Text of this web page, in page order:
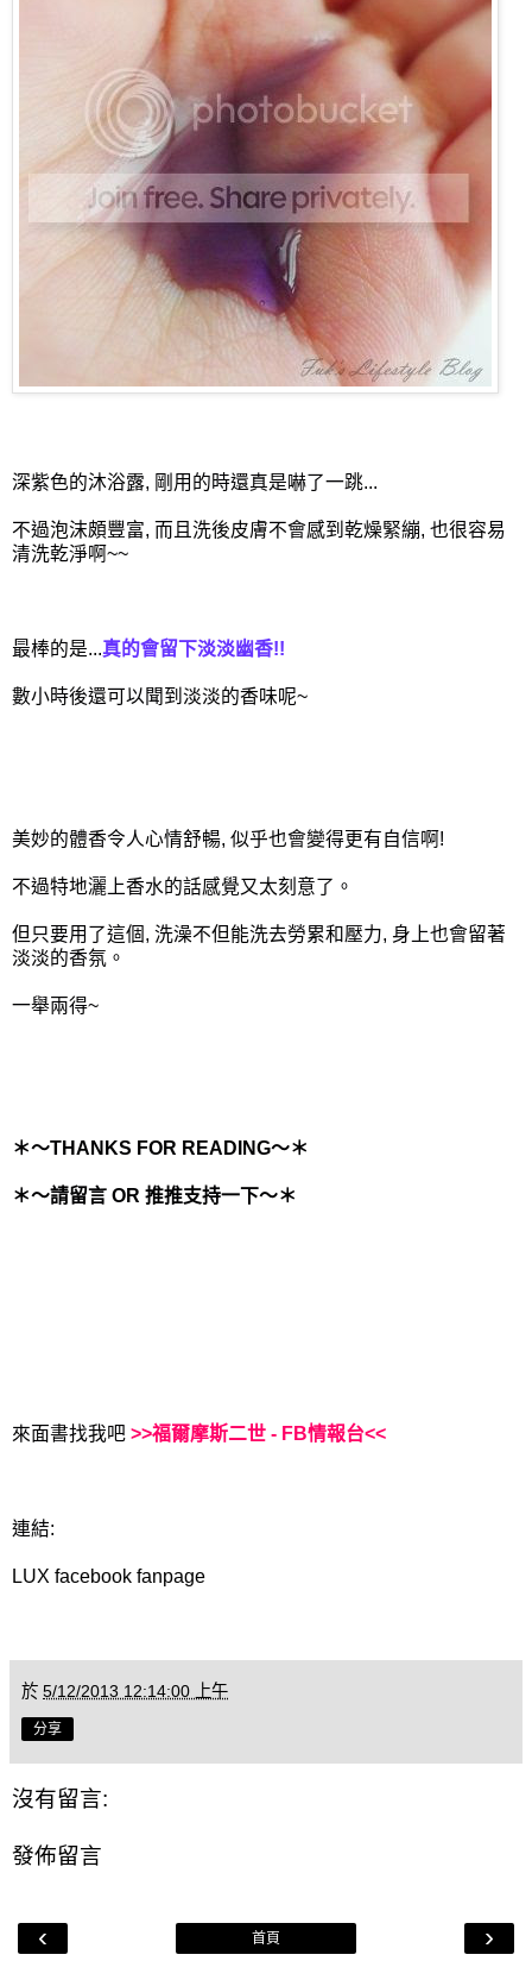
深紫色的沐浴露, 剛用的時還真是嚇了一跳...
不過泡沫頗豐富, 而且洗後皮膚不會感到乾燥緊繃, 也很容易
清洗乾淨啊~~
最棒的是...真的會留下淡淡幽香!!
數小時後還可以聞到淡淡的香味呢~
美妙的體香令人心情舒暢, 似乎也會變得更有自信啊!
不過特地灑上香水的話感覺又太刻意了。
但只要用了這個, 洗澡不但能洗去勞累和壓力, 身上也會留著
淡淡的香氛。
一舉兩得~
＊～THANKS FOR READING～＊
＊～請留言 OR 推推支持一下～＊
來面書找我吧 >>福爾摩斯二世 - FB情報台<<
連結:
LUX facebook fanpage
於 5/12/2013 12:14:00 上午
分享
沒有留言:
發佈留言
‹ ›
首頁